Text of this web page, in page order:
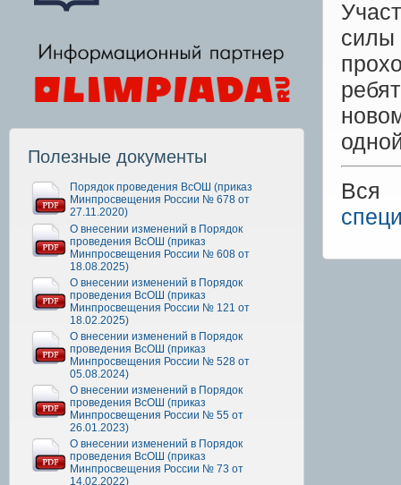
Полезные документы
Порядок проведения ВсОШ (приказ
Минпросвещения России № 678 от
27.11.2020)
О внесении изменений в Порядок
проведения ВсОШ (приказ
Минпросвещения России № 608 от
18.08.2025)
О внесении изменений в Порядок
проведения ВсОШ (приказ
Минпросвещения России № 121 от
18.02.2025)
О внесении изменений в Порядок
проведения ВсОШ (приказ
Минпросвещения России № 528 от
05.08.2024)
О внесении изменений в Порядок
проведения ВсОШ (приказ
Минпросвещения России № 55 от
26.01.2023)
О внесении изменений в Порядок
проведения ВсОШ (приказ
Минпросвещения России № 73 от
14.02.2022)
силы
Вся